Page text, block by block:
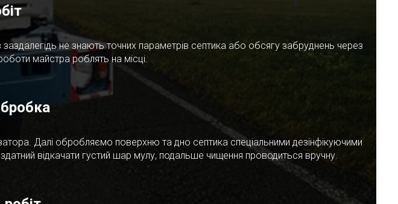
не знають точних параметрів септика або обсягу забруднень через
майстра роблять на місці.
Далі обробляємо поверхню та дно септика спеціальними дезінфікуючими
відкачати густий шар мулу, подальше чищення проводиться вручну.